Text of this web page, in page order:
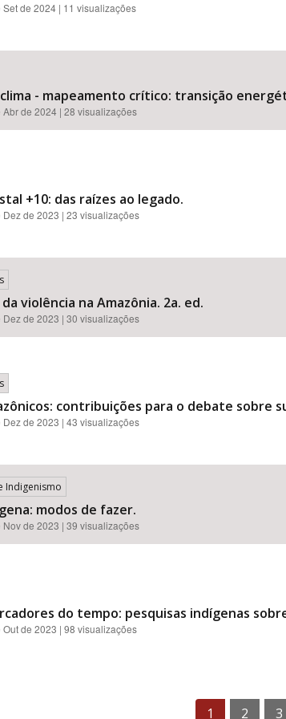
Set de 2024 | 11 visualizações
clima - mapeamento crítico: transição
Abr de 2024 | 28 visualizações
+10: das raízes ao legado.
Dez de 2023 | 23 visualizações
violência na Amazônia. 2a. ed.
Dez de 2023 | 30 visualizações
contribuições para o debate sobre
Dez de 2023 | 43 visualizações
Indigenismo
modos de fazer.
Nov de 2023 | 39 visualizações
do tempo: pesquisas indígenas
Out de 2023 | 98 visualizações
1 2 3